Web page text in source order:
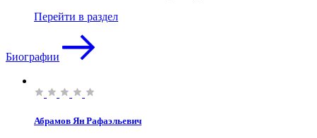
Перейти в раздел
Биографии
Абрамов Ян Рафаэльевич